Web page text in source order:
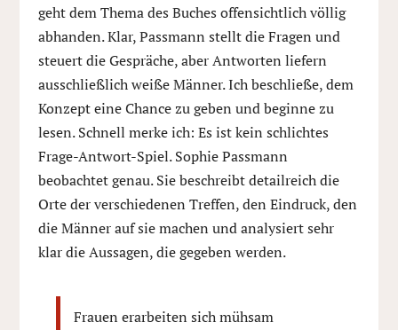
geht dem Thema des Buches offensichtlich völlig
abhanden. Klar, Passmann stellt die Fragen und
steuert die Gespräche, aber Antworten liefern
ausschließlich weiße Männer. Ich beschließe, dem
Konzept eine Chance zu geben und beginne zu
lesen. Schnell merke ich: Es ist kein schlichtes
Frage-Antwort-Spiel. Sophie Passmann
beobachtet genau. Sie beschreibt detailreich die
Orte der verschiedenen Treffen, den Eindruck, den
die Männer auf sie machen und analysiert sehr
klar die Aussagen, die gegeben werden.
Frauen erarbeiten sich mühsam